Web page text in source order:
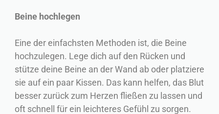
Beine hochlegen
Eine der einfachsten Methoden ist, die Beine
hochzulegen. Lege dich auf den Rücken und
stütze deine Beine an der Wand ab oder platziere
sie auf ein paar Kissen. Das kann helfen, das Blut
besser zurück zum Herzen fließen zu lassen und
oft schnell für ein leichteres Gefühl zu sorgen.